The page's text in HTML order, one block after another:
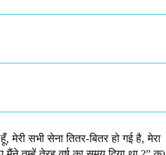
सभी सेना तितर-बितर हो गई है, मेरा